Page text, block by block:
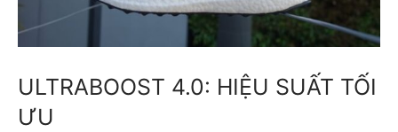
ULTRABOOST 4.0: HIỆU SUẤT TỐI
ƯU